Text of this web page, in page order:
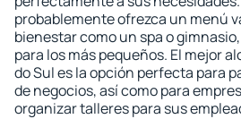
probablemente ofrezca un menú
bienestar como un spa o
para los más pequeños. El mejor
do Sul es la opción perfecta para
de negocios, así como para
organizar talleres para sus